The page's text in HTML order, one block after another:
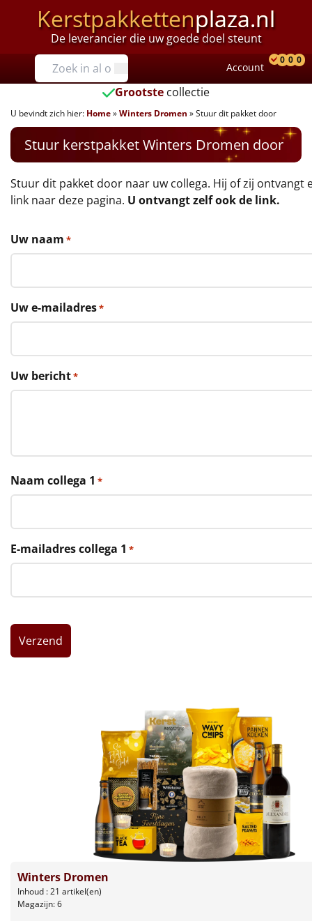
Kerstpakkettenplaza.nl
De leverancier die uw goede doel steunt
Prijzen
Tot €25
€25 tot €35
€35 tot €40
€40 tot €45
€50 tot €55
€55 tot €75
€75 tot €100
€100 en hoger
Alle kerstpakketten 2026
Rituals
Mannen
Leuke
Tas
Wake up light
Account
0 0 0
Grootste collectie
U bevindt zich hier: Home»Winters Dromen »Stuur dit pakket door
Stuur kerstpakket Winters Dromen door
Stuur dit pakket door naar uw collega. Hij of zij ontvangt
link naar deze pagina. U ontvangt zelf ook de link.
Uw naam *
Uw e-mailadres*
Uw bericht*
Naam collega 1 *
E-mailadres collega 1 *
Winters Dromen
Inhoud : 21 artikel(en)
Magazijn: 6